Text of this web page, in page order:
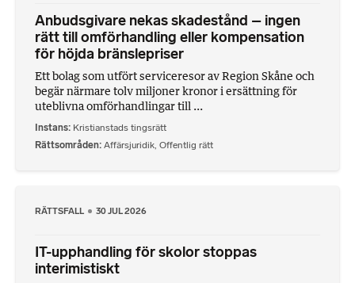
Anbudsgivare nekas skadestånd – ingen
rätt till omförhandling eller kompensation
för höjda bränslepriser
Ett bolag som utfört serviceresor av Region Skåne och
begär närmare tolv miljoner kronor i ersättning för
uteblivna omförhandlingar till ...
Instans Kristianstads tingsrätt
Rättsområden Affärsjuridik, Offentlig rätt
RÄTTSFALL 30 JUL 2026
IT-upphandling för skolor stoppas
interimistiskt